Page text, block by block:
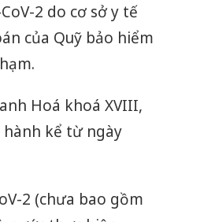
2 do cơ sở y tế
của Quỹ bảo hiểm
Hoá khoá XVIII,
kể từ ngày
2 (chưa bao gồm